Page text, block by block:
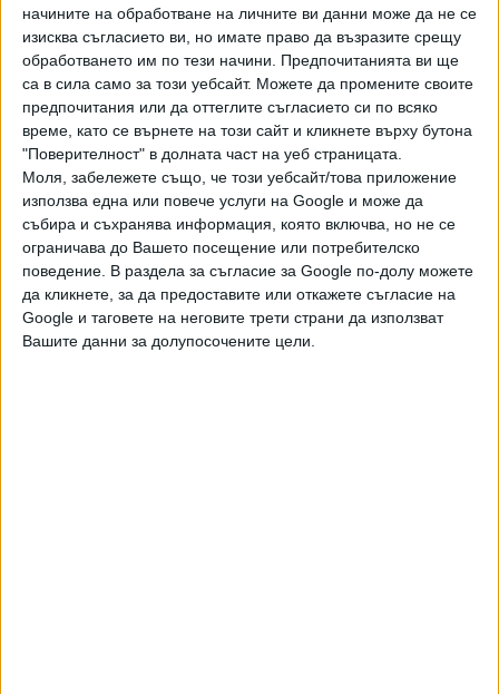
начините на обработване на личните ви данни може да не се
изисква съгласието ви, но имате право да възразите срещу
обработването им по тези начини. Предпочитанията ви ще
са в сила само за този уебсайт. Можете да промените своите
предпочитания или да оттеглите съгласието си по всяко
време, като се върнете на този сайт и кликнете върху бутона
"Поверителност" в долната част на уеб страницата.
Моля, забележете също, че този уебсайт/това приложение
използва една или повече услуги на Google и може да
събира и съхранява информация, която включва, но не се
ограничава до Вашето посещение или потребителско
поведение. В раздела за съгласие за Google по-долу можете
да кликнете, за да предоставите или откажете съгласие на
Google и таговете на неговите трети страни да използват
Вашите данни за долупосочените цели.
От днешните публикувани данни става ясно, че вече два
поредни дни средната цена на дизела е 1.60 евро за
литър - за 22 март и за 23 март. Т.е. ако и за 24
март тази цена се задържи или се покачи, вече има
основание да се задейства мярката за компенсиране на
домакинствата. Все още обаче НАП не са публикували
средна цена на днешния 24 март.
Цената на А95 е под тавана от 1.60 евро за литър - по
данни на НАП на 22 и 23 март тя е 1.43 евро за литър.
"Според нормативните правила, бензиностанциите са
длъжни да регистрират и отчитат продажбите на течни
горива чрез издаване на фискална касова бележка от